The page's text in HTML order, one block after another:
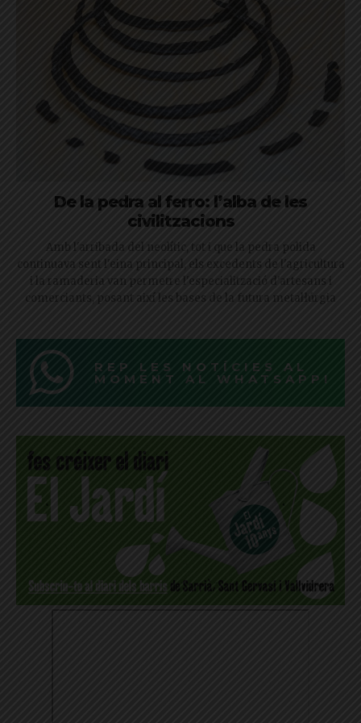
De la pedra al ferro: l’alba de les
civilitzacions
Amb l'arribada del neolític, tot i que la pedra polida
continuava sent l'eina principal, els excedents de l'agricultura
i la ramaderia van permetre l'especialització d'artesans i
comerciants, posant així les bases de la futura metal·lúrgia
REP LES NOTÍCIES AL
MOMENT AL WHATSAPP!